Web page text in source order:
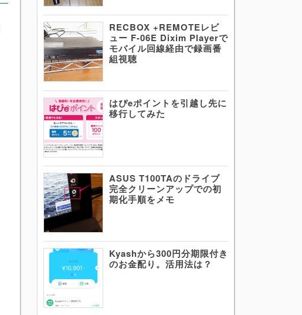
RECBOX +REMOTEレビ
ュー F-06E Dixim Playerで
モバイル回線経由で録画番
組視聴
はぴeポイントを引越し先に
移行してみた
ASUS T100TAのドライブ
完全クリーンアップでの初
期化手順をメモ
Kyashから300円分期限付き
のお金配り。活用法は？